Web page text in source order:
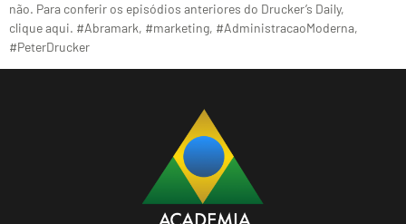
não. Para conferir os episódios anteriores do Drucker’s Daily,
clique aqui. #Abramark, #marketing, #AdministracaoModerna,
#PeterDrucker